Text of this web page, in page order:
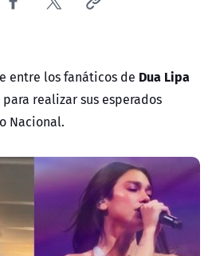
entre los fanáticos de Dua Lipa
realizar sus esperados
Nacional.